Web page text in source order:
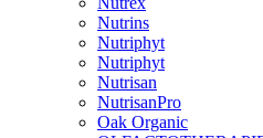
Nutrins
Nutriphyt
Nutriphyt
Nutrisan
NutrisanPro
Oak Organic